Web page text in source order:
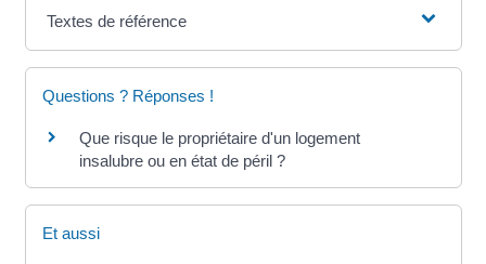
Textes de référence
Questions ? Réponses !
Que risque le propriétaire d'un logement
insalubre ou en état de péril ?
Et aussi